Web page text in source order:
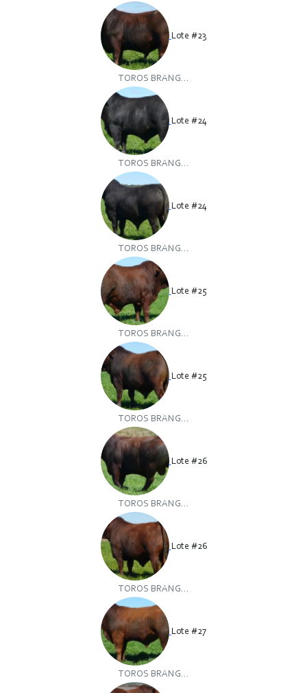
Lote #23
TOROS BRANG...
Lote #24
TOROS BRANG...
Lote #24
TOROS BRANG...
Lote #25
TOROS BRANG...
Lote #25
TOROS BRANG...
Lote #26
TOROS BRANG...
Lote #26
TOROS BRANG...
Lote #27
TOROS BRANG...